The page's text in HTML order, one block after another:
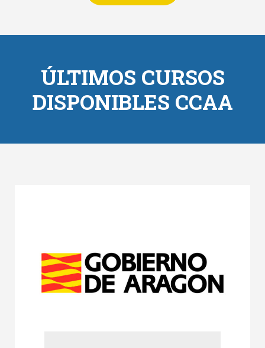
ÚLTIMOS CURSOS
DISPONIBLES CCAA